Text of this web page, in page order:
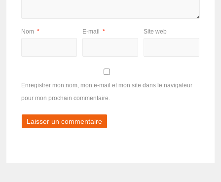
Nom * E-mail * Site web
Enregistrer mon nom, mon e-mail et mon site dans le navigateur
pour mon prochain commentaire.